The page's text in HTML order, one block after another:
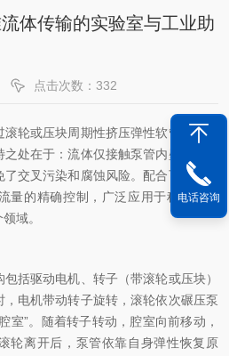
体传输的实验室与工业助
点击次数：332
滚轮或压块周期性挤压弹性软管，实现
处在于：流体仅接触泵管内壁，不与
交叉污染和腐蚀风险。配合可调节的
量的精确控制，广泛应用于科研、医
域。
驱动电机、转子（带滚轮或压块）
电机带动转子旋转，滚轮依次碾压泵
室”。随着转子转动，腔室向前移动，
轮离开后，泵管依靠自身弹性恢复原
电话咨询